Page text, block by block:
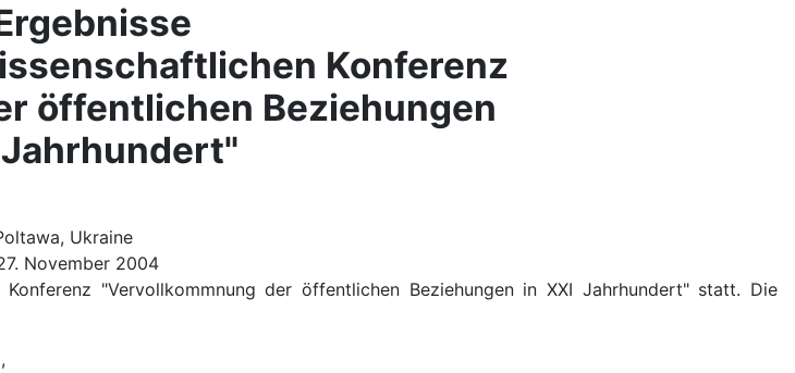
Konferenz
öffentlichen Beziehungen
Ukraine
November 2004
"Vervollkommnung der öffentlichen Beziehungen in XXI Jahrhundert" statt. Die